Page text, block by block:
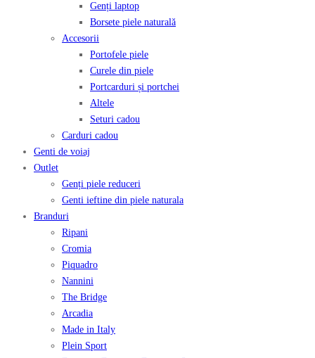
Genți laptop
Borsete piele naturală
Accesorii
Portofele piele
Curele din piele
Portcarduri și portchei
Altele
Seturi cadou
Carduri cadou
Genti de voiaj
Outlet
Genți piele reduceri
Genti ieftine din piele naturala
Branduri
Ripani
Cromia
Piquadro
Nannini
The Bridge
Arcadia
Made in Italy
Plein Sport